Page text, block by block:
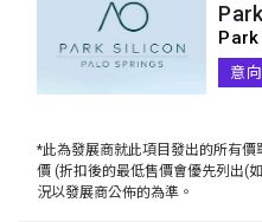
意
*此為發展商就此項目發出的所有
價 (折扣後的最低售價會優先列出(
況以發展商公佈的為準。